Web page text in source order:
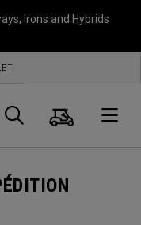
, Irons and Hybrids
Panier